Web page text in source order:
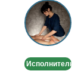
Массаж
лица
и
тела
Исполнитель